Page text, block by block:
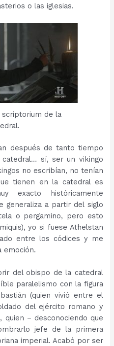
o las iglesias.
de la
después de tanto tiempo
sí, ser un vikingo
no escribían, no tenían
tienen en la catedral es
exacto históricamente
generaliza a partir del siglo
o pergamino, pero esto
yo si fuese Athelstan
entre los códices y me
emoción.
del obispo de la catedral
paralelismo con la figura
(quien vivió entre el
del ejército romano y
quien – desconociendo que
jefe de la primera
imperial. Acabó por ser